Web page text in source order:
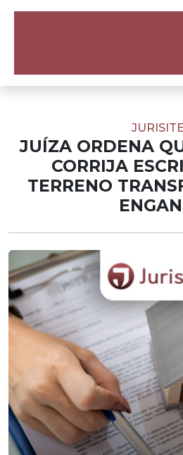
JURISITE
JUÍZA ORDENA
CORRIJA
TERRENO